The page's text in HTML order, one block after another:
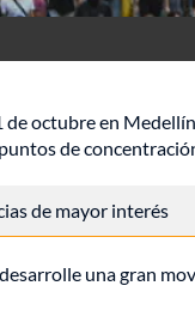
de octubre en Medellín
de
de mayor interés
una gran